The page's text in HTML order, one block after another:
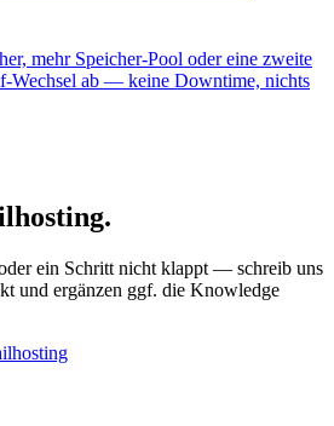
mehr Speicher-Pool oder eine zweite
Wechsel ab — keine Downtime, nichts
ein Schritt nicht klappt — schreib uns
und ergänzen ggf. die Knowledge